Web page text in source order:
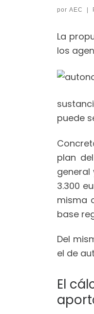
por AEC |
La
los
puede
plan
general
3.300
misma
base
Del
el de
El